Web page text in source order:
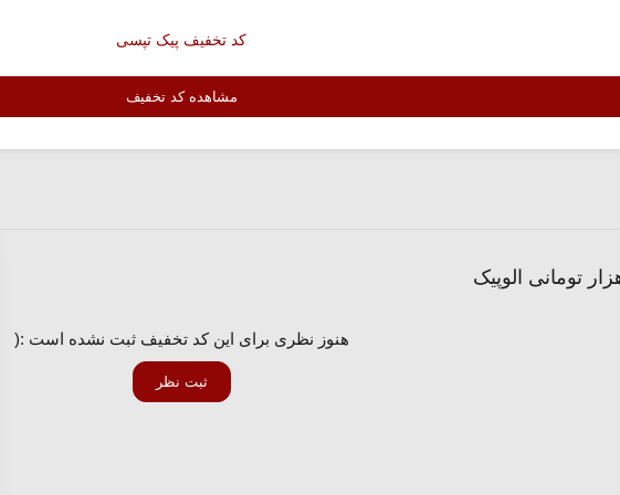
کد تخفیف پیک تپسی
مشاهده کد تخفیف
هنوز نظری برای این کد تخفیف ثبت نشده است :(
ثبت نظر